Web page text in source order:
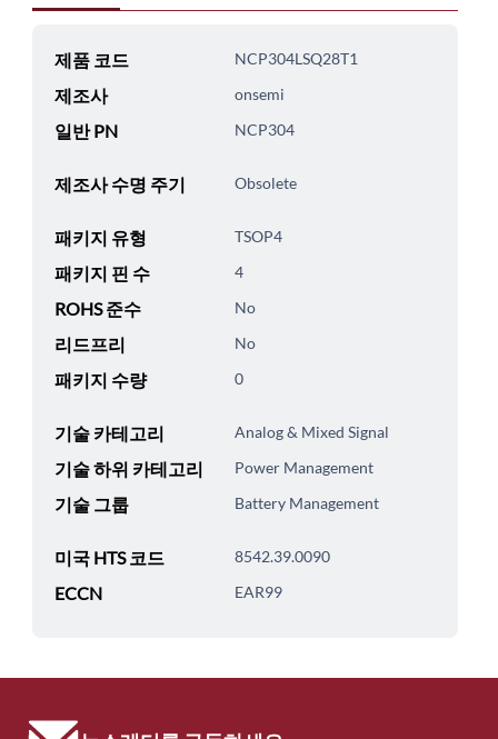
제품 코드 NCP304LSQ28T1
제조사 onsemi
일반 PN NCP304
제조사 수명 주기 Obsolete
패키지 유형 TSOP4
패키지 핀 수 4
ROHS 준수 No
리드프리 No
패키지 수량 0
기술 카테고리 Analog & Mixed Signal
기술 하위 카테고리 Power Management
기술 그룹 Battery Management
미국 HTS 코드 8542.39.0090
ECCN EAR99